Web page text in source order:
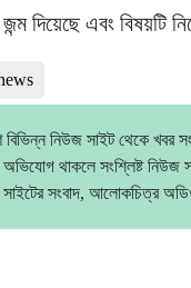
দিয়েছে এবং বিষয়টি
বিভিন্ন নিউজ সাইট থেকে খবর
থাকলে সংশ্লিষ্ট নিউজ
সংবাদ, আলোকচিত্র